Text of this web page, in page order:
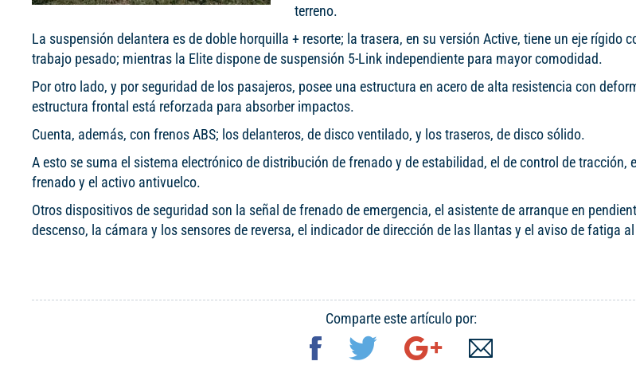
terreno.
La suspensión delantera es de doble horquilla + resorte; la trasera, en su versión Active, tiene un eje rígido
trabajo pesado; mientras la Elite dispone de suspensión 5-Link independiente para mayor comodidad.
Por otro lado, y por seguridad de los pasajeros, posee una estructura en acero de alta resistencia con
estructura frontal está reforzada para absorber impactos.
Cuenta, además, con frenos ABS; los delanteros, de disco ventilado, y los traseros, de disco sólido.
A esto se suma el sistema electrónico de distribución de frenado y de estabilidad, el de control de tracción,
frenado y el activo antivuelco.
Otros dispositivos de seguridad son la señal de frenado de emergencia, el asistente de arranque en
descenso, la cámara y los sensores de reversa, el indicador de dirección de las llantas y el aviso de fatiga
Comparte este artículo por: